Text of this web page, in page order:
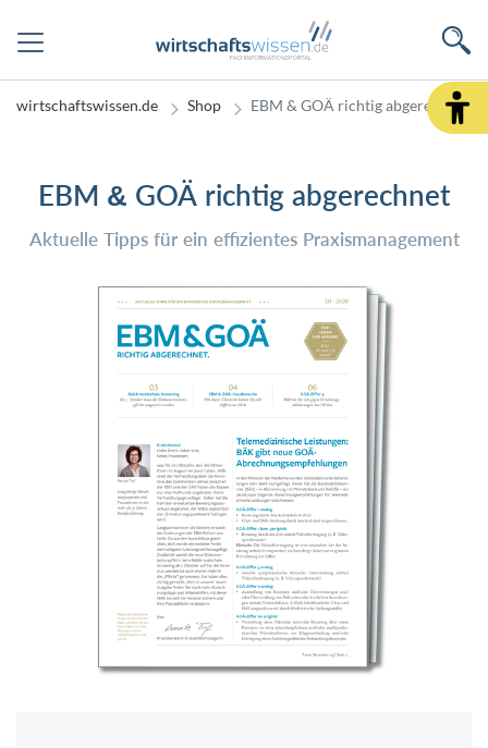
wirtschaftswissen.de Shop EBM & GOÄ richtig abgerechnet
EBM & GOÄ richtig abgerechnet
Aktuelle Tipps für ein effizientes Praxismanagement